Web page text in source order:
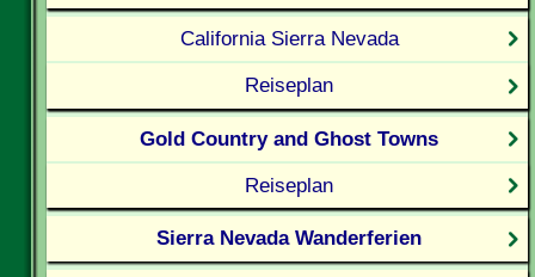
California Sierra Nevada
Reiseplan
Gold Country and Ghost Towns
Reiseplan
Sierra Nevada Wanderferien